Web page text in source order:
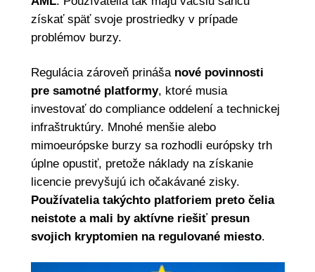
získať späť svoje prostriedky v prípade
problémov burzy.
Regulácia zároveň prinášanové povinnosti
pre samotné platformy, ktoré musia
investovať do compliance oddelení a technickej
infraštruktúry. Mnohé menšie alebo
mimoeurópske burzy sa rozhodli európsky trh
úplne opustiť, pretože náklady na získanie
licencie prevyšujú ich očakávané zisky.
Používatelia takýchto platforiem preto čelia
neistote a mali by aktívne riešiť presun
svojich kryptomien na regulované miesto.